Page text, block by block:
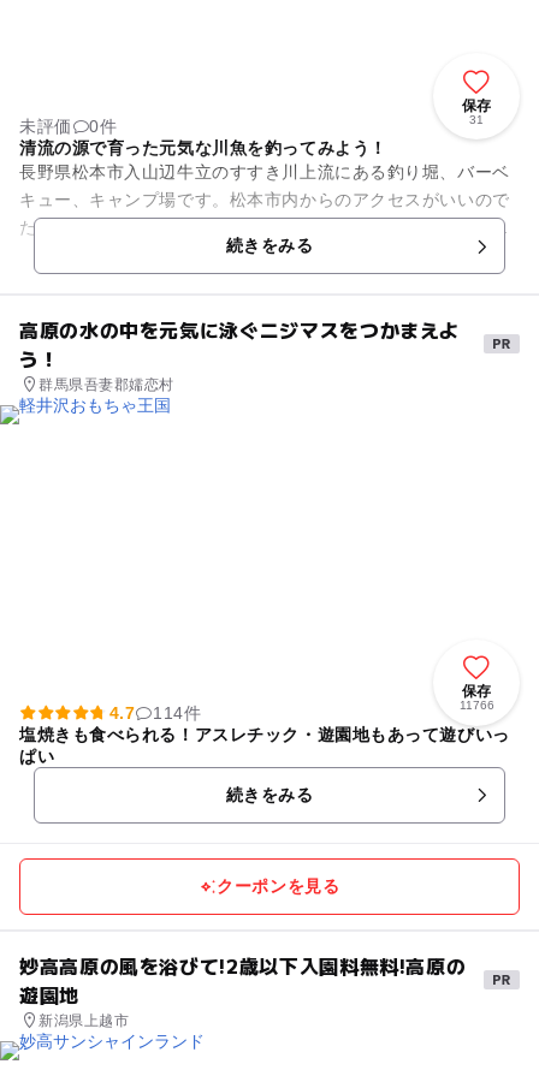
保存
31
未評価
0件
清流の源で育った元気な川魚を釣ってみよう！
長野県松本市入山辺牛立のすすき川上流にある釣り堀、バーベ
キュー、キャンプ場です。松本市内からのアクセスがいいので
たくさんの人で賑わいます。釣り堀では、イワナ、ニジマス、
鯉釣りが楽しめます。バーべ...続きをみる
高原の水の中を元気に泳ぐニジマスをつかまえよ
う！
群馬県吾妻郡嬬恋村
保存
11766
4.7
114件
塩焼きも食べられる！アスレチック・遊園地もあって遊びいっ
ぱい
続きをみる
クーポンを見る
妙高高原の風を浴びて!2歳以下入園料無料!高原の
遊園地
新潟県上越市